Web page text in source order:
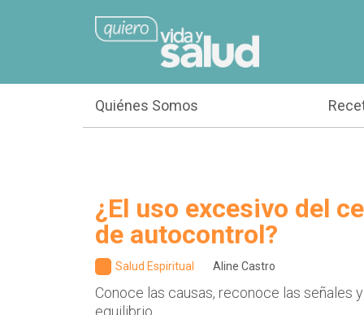
Quiénes Somos
¿El uso excesivo del
de autocontrol?
Salud Espiritual Aline Castro
Conoce las causas, reconoce las señales
equilibrio.